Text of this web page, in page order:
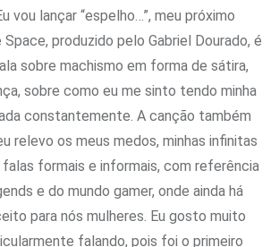
vou lançar “espelho…”, meu próximo
produzido pelo Gabriel Dourado, é
sobre machismo em forma de sátira,
sobre como eu me sinto tendo minha
constantemente. A canção também
relevo os meus medos, minhas infinitas
falas formais e informais, com referência
e do mundo gamer, onde ainda há
para nós mulheres. Eu gosto muito
falando, pois foi o primeiro